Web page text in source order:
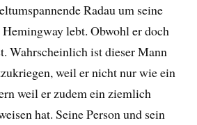
Radau um seine
lebt. Obwohl er doch
Wahrscheinlich ist dieser Mann
weil er nicht nur wie ein
weil er zudem ein ziemlich
hat. Seine Person und sein